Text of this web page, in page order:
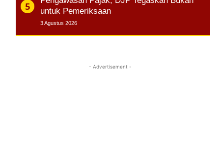
untuk Pemeriksaan
3 Agustus 2026
- Advertisement -